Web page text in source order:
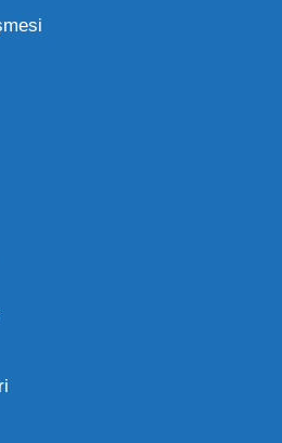
doğrudan etkiler. Bu
Çeşitleri Nelerdir?
mağazanın veya eğitim
orantılıdır. İşte Mega
öne çıkan ve en çok
kategorilerimiz: